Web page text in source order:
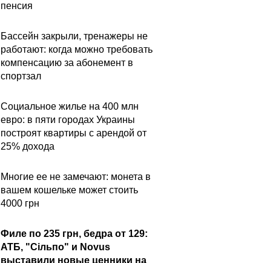
пенсия
Бассейн закрыли, тренажеры не
работают: когда можно требовать
компенсацию за абонемент в
спортзал
Социальное жилье на 400 млн
евро: в пяти городах Украины
построят квартиры с арендой от
25% дохода
Многие ее не замечают: монета в
вашем кошельке может стоить
4000 грн
Филе по 235 грн, бедра от 129:
АТБ, "Сільпо" и Novus
выставили новые ценники на